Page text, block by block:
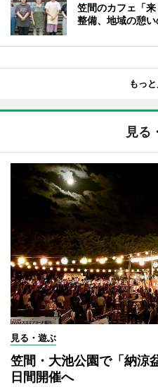
笠間のカフェ「
整備、地域の憩い
もっ
見る
見る・遊ぶ
笠間・大池公園で「納
日間開催へ